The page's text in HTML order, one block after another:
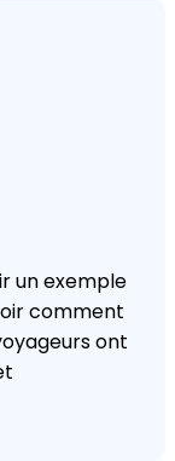
un exemple
comment
ont